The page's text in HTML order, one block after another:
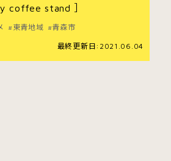
coffee stand ］
東青地域 青森市
最終更新日:2021.06.04